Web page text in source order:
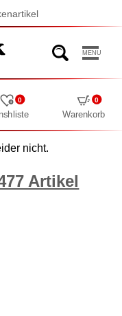
MENU
0
Warenkorb
0
nicht.
Artikel